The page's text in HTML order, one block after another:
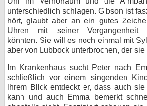
unterschiedlich schlagen. Gibson ist
hört, glaubt aber an ein gutes
Uhren mit seiner Vergangenheit
könnten. Sie will es noch einmal mit
aber von Lubbock unterbrochen, der sie
Im Krankenhaus sucht Peter nach
schließlich vor einem singenden
ihrem Blick entdeckt er, dass auch
kann und auch Emma bemerkt